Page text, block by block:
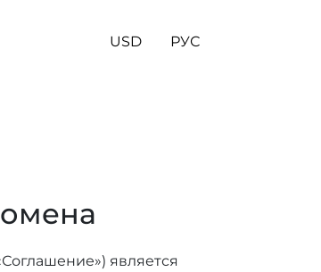
USD РУС
является